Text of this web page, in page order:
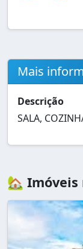
Mais
Descrição
SALA,
🏡 Imóveis